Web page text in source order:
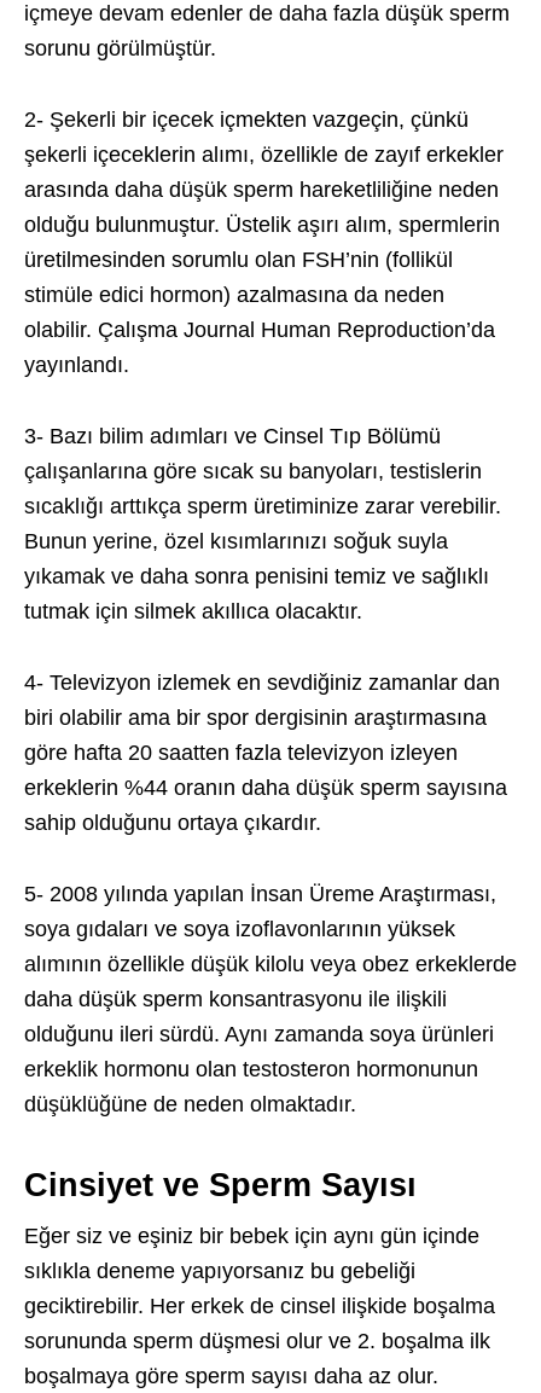
içmeye devam edenler de daha fazla düşük sperm
sorunu görülmüştür.
2- Şekerli bir içecek içmekten vazgeçin, çünkü
şekerli içeceklerin alımı, özellikle de zayıf erkekler
arasında daha düşük sperm hareketliliğine neden
olduğu bulunmuştur. Üstelik aşırı alım, spermlerin
üretilmesinden sorumlu olan FSH’nin (follikül
stimüle edici hormon) azalmasına da neden
olabilir. Çalışma Journal Human Reproduction’da
yayınlandı.
3- Bazı bilim adımları ve Cinsel Tıp Bölümü
çalışanlarına göre sıcak su banyoları, testislerin
sıcaklığı arttıkça sperm üretiminize zarar verebilir.
Bunun yerine, özel kısımlarınızı soğuk suyla
yıkamak ve daha sonra penisini temiz ve sağlıklı
tutmak için silmek akıllıca olacaktır.
4- Televizyon izlemek en sevdiğiniz zamanlar dan
biri olabilir ama bir spor dergisinin araştırmasına
göre hafta 20 saatten fazla televizyon izleyen
erkeklerin %44 oranın daha düşük sperm sayısına
sahip olduğunu ortaya çıkardır.
5- 2008 yılında yapılan İnsan Üreme Araştırması,
soya gıdaları ve soya izoflavonlarının yüksek
alımının özellikle düşük kilolu veya obez erkeklerde
daha düşük sperm konsantrasyonu ile ilişkili
olduğunu ileri sürdü. Aynı zamanda soya ürünleri
erkeklik hormonu olan testosteron hormonunun
düşüklüğüne de neden olmaktadır.
Cinsiyet ve Sperm Sayısı
Eğer siz ve eşiniz bir bebek için aynı gün içinde
sıklıkla deneme yapıyorsanız bu gebeliği
geciktirebilir. Her erkek de cinsel ilişkide boşalma
sorununda sperm düşmesi olur ve 2. boşalma ilk
boşalmaya göre sperm sayısı daha az olur.